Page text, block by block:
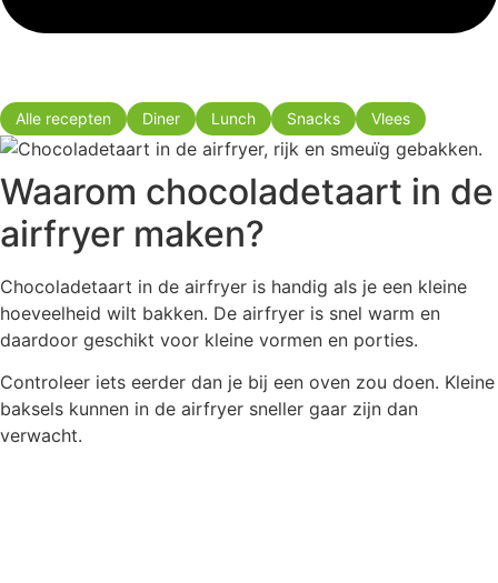
Alle recepten Diner Lunch Snacks Vlees
Waarom chocoladetaart in de
airfryer maken?
Chocoladetaart in de airfryer is handig als je een kleine
hoeveelheid wilt bakken. De airfryer is snel warm en
daardoor geschikt voor kleine vormen en porties.
Controleer iets eerder dan je bij een oven zou doen. Kleine
baksels kunnen in de airfryer sneller gaar zijn dan
verwacht.